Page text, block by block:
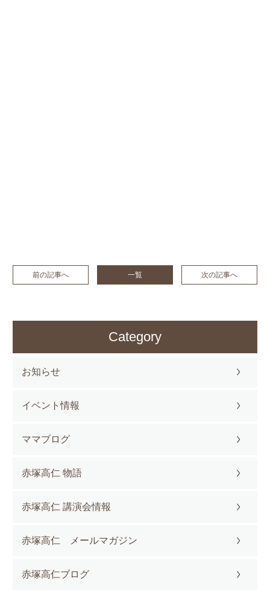
前の記事へ 一覧 次の記事へ
Category
お知らせ
イベント情報
ママブログ
赤塚高仁 物語
赤塚高仁 講演会情報
赤塚高仁 メールマガジン
赤塚高仁ブログ